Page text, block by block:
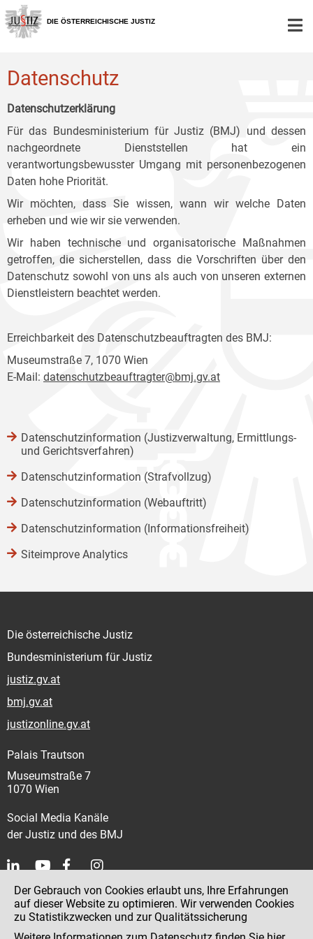
Zur
Hauptnavigation
[1]
Zum
Inhalt
[2]
Zum
Untermenü
[3]
DIE ÖSTERREICHISCHE JUSTIZ
Datenschutz
Datenschutzerklärung
Für das Bundesministerium für Justiz (BMJ) und dessen
nachgeordnete Dienststellen hat ein
verantwortungsbewusster Umgang mit personenbezogenen
Daten hohe Priorität.
Wir möchten, dass Sie wissen, wann wir welche Daten
erheben und wie wir sie verwenden.
Wir haben technische und organisatorische Maßnahmen
getroffen, die sicherstellen, dass die Vorschriften über den
Datenschutz sowohl von uns als auch von unseren externen
Dienstleistern beachtet werden.
Erreichbarkeit des Datenschutzbeauftragten des BMJ:
Museumstraße 7, 1070 Wien
E-Mail: datenschutzbeauftragter@bmj.gv.at
Datenschutzinformation (Justizverwaltung, Ermittlungs-
und Gerichtsverfahren)
Datenschutzinformation (Strafvollzug)
Datenschutzinformation (Webauftritt)
Datenschutzinformation (Informationsfreiheit)
Siteimprove Analytics
Die österreichische Justiz
Bundesministerium für Justiz
justiz.gv.at
bmj.gv.at
justizonline.gv.at
Palais Trautson
Museumstraße 7
1070 Wien
Social Media Kanäle
der Justiz und des BMJ
Kontakt
Impressum
Der Gebrauch von Cookies erlaubt uns, Ihre Erfahrungen
auf dieser Website zu optimieren. Wir verwenden Cookies
zu Statistikzwecken und zur Qualitätssicherung